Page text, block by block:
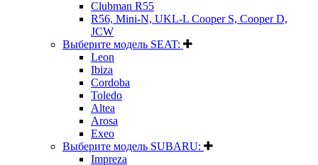
Clubman R55
R56, Mini-N, UKL-L Cooper S, Cooper D,
JCW
Выберите модель SEAT:
Leon
Ibiza
Cordoba
Toledo
Altea
Arosa
Exeo
Выберите модель SUBARU:
Impreza